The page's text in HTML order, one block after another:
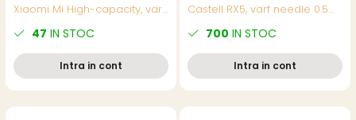
Xiaomi Mi High-capacity, varf
47 IN STOC
Intra in cont
Castell RX5, varf needle 0.5
albastra, corp triunghiular
ergonomic
700 IN STOC
Intra in cont